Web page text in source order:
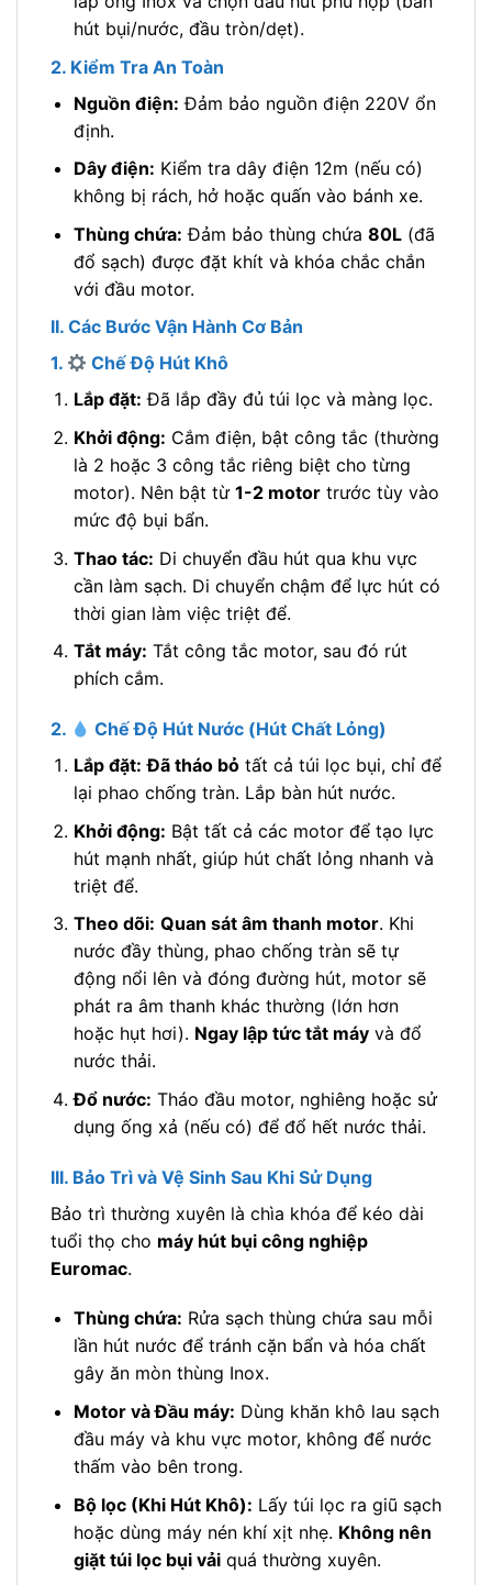
hút bụi/nước, đầu tròn/dẹt).
2. Kiểm Tra An Toàn
Nguồn điện: Đảm bảo nguồn điện 220V ổn
định.
Dây điện: Kiểm tra dây điện 12m (nếu có)
không bị rách, hở hoặc quấn vào bánh xe.
Thùng chứa: Đảm bảo thùng chứa 80L(đã
đổ sạch) được đặt khít và khóa chắc chắn
với đầu motor.
II. Các Bước Vận Hành Cơ Bản
1.
Chế Độ Hút Khô
Lắp đặt: Đã lắp đầy đủ túi lọc và màng lọc.
Khởi động: Cắm điện, bật công tắc (thường
là 2 hoặc 3 công tắc riêng biệt cho từng
motor). Nên bật từ 1-2 motortrước tùy vào
mức độ bụi bẩn.
Thao tác: Di chuyển đầu hút qua khu vực
cần làm sạch. Di chuyển chậm để lực hút có
thời gian làm việc triệt để.
Tắt máy: Tắt công tắc motor, sau đó rút
phích cắm.
2.
Chế Độ Hút Nước (Hút Chất Lỏng)
Lắp đặt: Đã tháo bỏtất cả túi lọc bụi, chỉ để
lại phao chống tràn. Lắp bàn hút nước.
Khởi động: Bật tất cả các motor để tạo lực
hút mạnh nhất, giúp hút chất lỏng nhanh và
triệt để.
Theo dõi: Quan sát âm thanh motor. Khi
nước đầy thùng, phao chống tràn sẽ tự
động nổi lên và đóng đường hút, motor sẽ
phát ra âm thanh khác thường (lớn hơn
hoặc hụt hơi). Ngay lập tức tắt máyvà đổ
nước thải.
Đổ nước: Tháo đầu motor, nghiêng hoặc sử
dụng ống xả (nếu có) để đổ hết nước thải.
III. Bảo Trì và Vệ Sinh Sau Khi Sử Dụng
Bảo trì thường xuyên là chìa khóa để kéo dài
tuổi thọ cho máy hút bụi công nghiệp
Euromac.
Thùng chứa: Rửa sạch thùng chứa sau mỗi
lần hút nước để tránh cặn bẩn và hóa chất
gây ăn mòn thùng Inox.
Motor và Đầu máy: Dùng khăn khô lau sạch
đầu máy và khu vực motor, không để nước
thấm vào bên trong.
Bộ lọc (Khi Hút Khô): Lấy túi lọc ra giũ sạch
hoặc dùng máy nén khí xịt nhẹ. Không nên
giặt túi lọc bụi vảiquá thường xuyên.